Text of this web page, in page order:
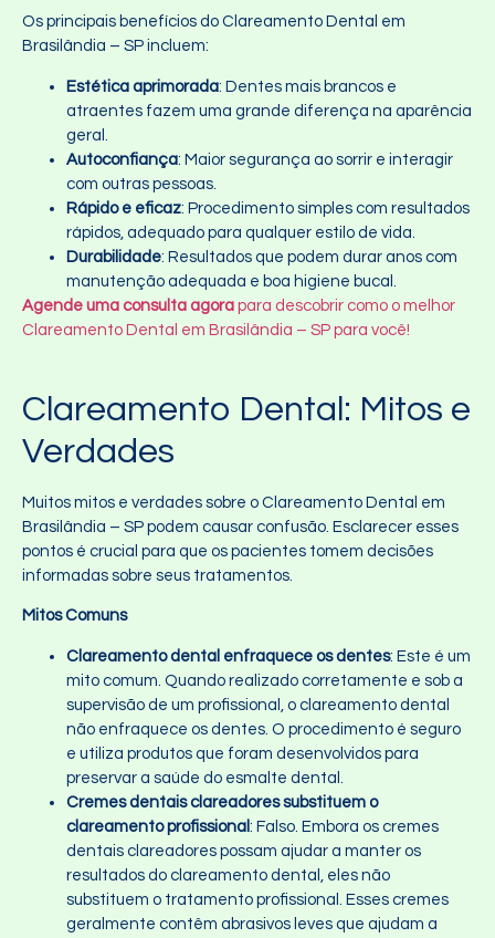
Os principais benefícios do Clareamento Dental em
Brasilândia – SP incluem:
Estética aprimorada: Dentes mais brancos e
atraentes fazem uma grande diferença na aparência
geral.
Autoconfiança: Maior segurança ao sorrir e interagir
com outras pessoas.
Rápido e eficaz: Procedimento simples com resultados
rápidos, adequado para qualquer estilo de vida.
Durabilidade: Resultados que podem durar anos com
manutenção adequada e boa higiene bucal.
Agende uma consulta agora para descobrir como o melhor
Clareamento Dental em Brasilândia – SP para você!
Clareamento Dental: Mitos e
Verdades
Muitos mitos e verdades sobre o Clareamento Dental em
Brasilândia – SP podem causar confusão. Esclarecer esses
pontos é crucial para que os pacientes tomem decisões
informadas sobre seus tratamentos.
Mitos Comuns
Clareamento dental enfraquece os dentes: Este é um
mito comum. Quando realizado corretamente e sob a
supervisão de um profissional, o clareamento dental
não enfraquece os dentes. O procedimento é seguro
e utiliza produtos que foram desenvolvidos para
preservar a saúde do esmalte dental.
Cremes dentais clareadores substituem o
clareamento profissional : Falso. Embora os cremes
dentais clareadores possam ajudar a manter os
resultados do clareamento dental, eles não
substituem o tratamento profissional. Esses cremes
geralmente contêm abrasivos leves que ajudam a